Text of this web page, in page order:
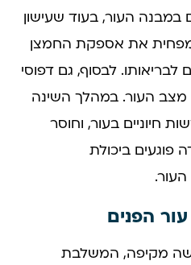
במבנה העור, בעוד שעישון
את אספקת החמצן
לבריאותו. לבסוף, גם דפוסי
מצב העור. במהלך השינה
חיוניים בעור, וחוסר
פוגעים ביכולת
הפנים
מקיפה, המשלבת